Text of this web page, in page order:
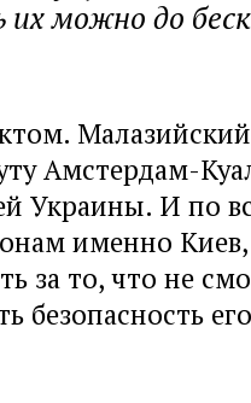
их можно до
Амстердам-
Украины. И по
именно Киев,
за то, что не
безопасность